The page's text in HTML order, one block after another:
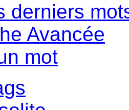
derniers
Avancée
mot